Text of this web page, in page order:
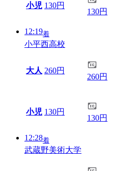
小児 130円
130円
12:19着
小平西高校
大人 260円
260円
小児 130円
130円
12:28着
武蔵野美術大学